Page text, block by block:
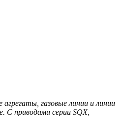
газовые линии и линии
С приводами серии SQX,